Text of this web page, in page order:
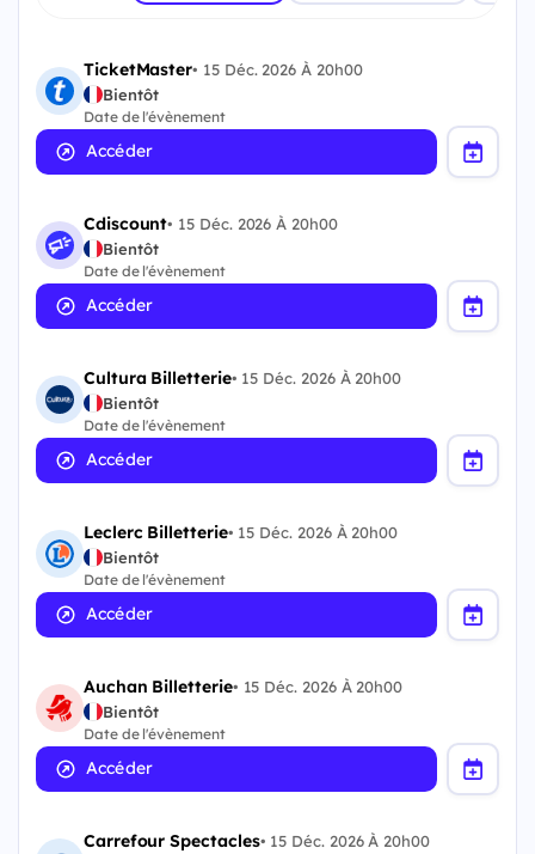
TicketMaster• 15 Déc. 2026 À 20h00
Bientôt
Date de l'évènement
Accéder
Cdiscount• 15 Déc. 2026 À 20h00
Bientôt
Date de l'évènement
Accéder
Cultura Billetterie• 15 Déc. 2026 À 20h00
Bientôt
Date de l'évènement
Accéder
Leclerc Billetterie• 15 Déc. 2026 À 20h00
Bientôt
Date de l'évènement
Accéder
Auchan Billetterie• 15 Déc. 2026 À 20h00
Bientôt
Date de l'évènement
Accéder
Carrefour Spectacles• 15 Déc. 2026 À 20h00